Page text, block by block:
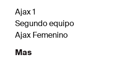
Ajax 1
Segundo equipo
Ajax Femenino
Mas